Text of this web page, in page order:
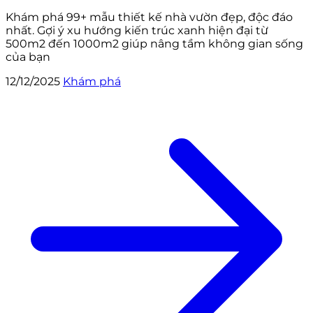
Khám phá 99+ mẫu thiết kế nhà vườn đẹp, độc đáo
nhất. Gợi ý xu hướng kiến trúc xanh hiện đại từ
500m2 đến 1000m2 giúp nâng tầm không gian sống
của bạn
12/12/2025 Khám phá